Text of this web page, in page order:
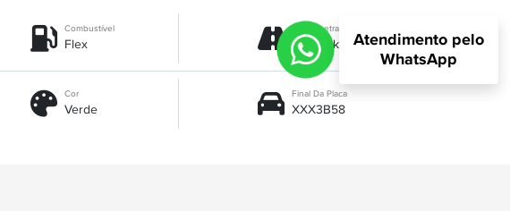
Combustível
Flex
Quilometragem
51.008km
Cor
Verde
Final Da Placa
XXX3B58
Atendimento pelo
WhatsApp